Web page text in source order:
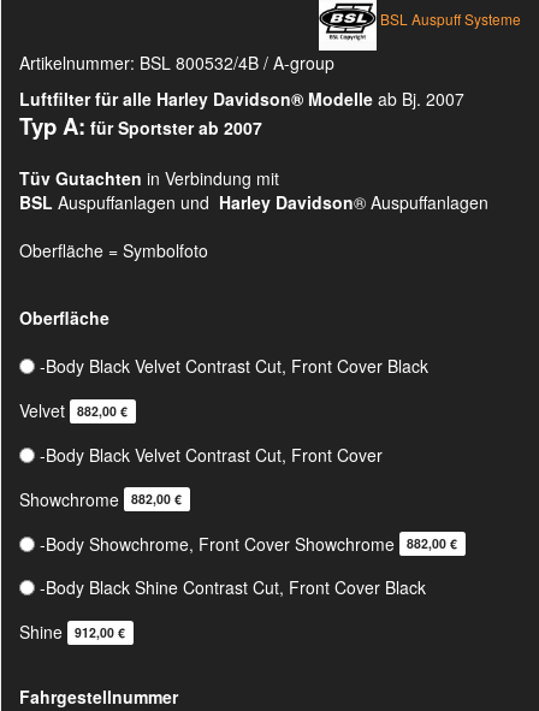
BSL Auspuff Systeme
Artikelnummer: BSL 800532/4B / A-group
Luftfilter für alle Harley Davidson® Modelle ab Bj. 2007
Typ A: für Sportster ab 2007
Tüv Gutachten in Verbindung mit
BSL Auspuffanlagen und Harley Davidson® Auspuffanlagen
Oberfläche = Symbolfoto
Oberfläche
-Body Black Velvet Contrast Cut, Front Cover Black
Velvet
882,00 €
-Body Black Velvet Contrast Cut, Front Cover
Showchrome
882,00 €
-Body Showchrome, Front Cover Showchrome 882,00 €
-Body Black Shine Contrast Cut, Front Cover Black
Shine
912,00 €
Fahrgestellnummer